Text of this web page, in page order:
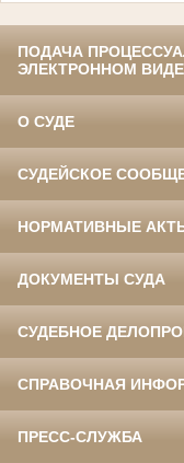
ПОДАЧА
ЭЛЕКТРОННОМ ВИДЕ
О СУДЕ
СУДЕЙСКОЕ
НОРМАТИВНЫЕ
ДОКУМЕНТЫ СУДА
СУДЕБНОЕ
СПРАВОЧНАЯ
ПРЕСС-СЛУЖБА